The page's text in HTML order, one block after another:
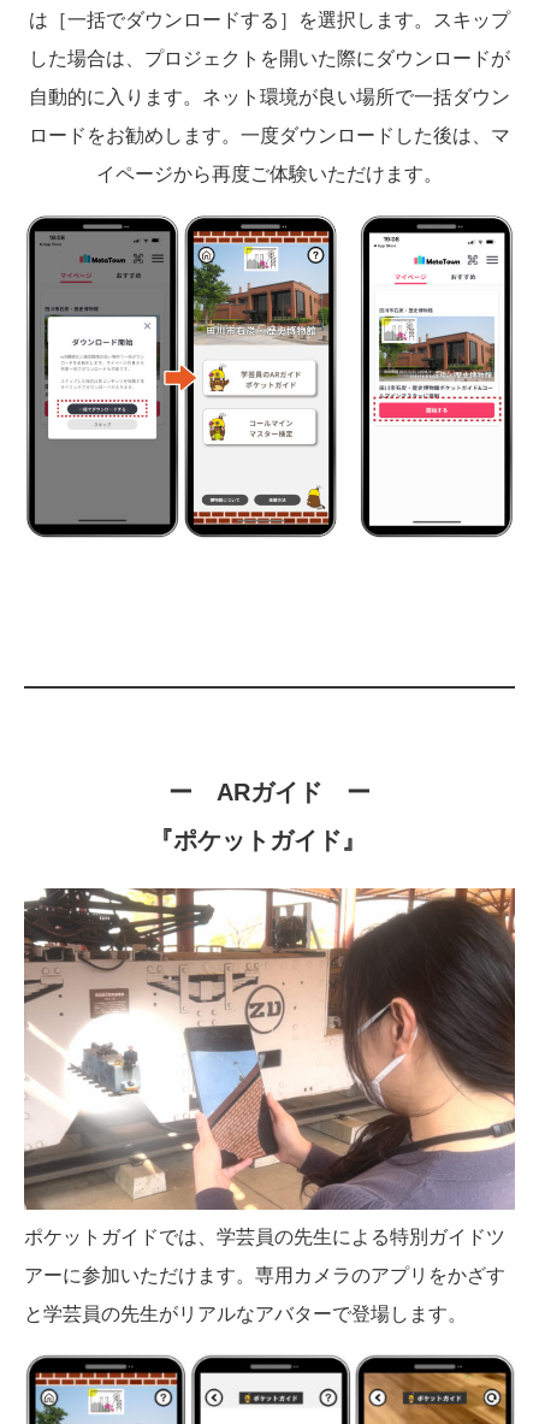
は［一括でダウンロードする］を選択します。スキップ
した場合は、プロジェクトを開いた際にダウンロードが
自動的に入ります。ネット環境が良い場所で一括ダウン
ロードをお勧めします。一度ダウンロードした後は、マ
イページから再度ご体験いただけます。
ー ARガイド
ー
『ポケットガイド』
ポケットガイドでは、学芸員の先生による特別ガイドツ
アーに参加いただけます。専用カメラのアプリをかざす
と学芸員の先生がリアルなアバターで登場します。